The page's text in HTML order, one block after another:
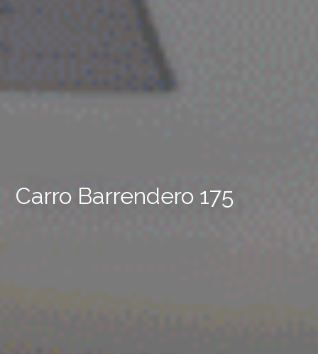
Carro Barrendero 175